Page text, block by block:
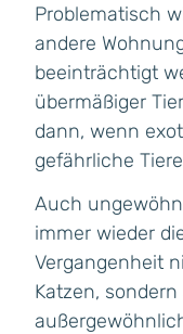
Problematisch
andere
beeinträchtigt
übermäßiger
dann, wenn
gefährliche
Auch
immer wieder
Vergangenheit
Katzen,